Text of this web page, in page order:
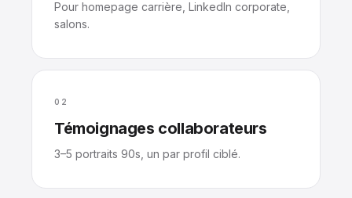
Pour homepage carrière, LinkedIn corporate,
salons.
02
Témoignages collaborateurs
3–5 portraits 90s, un par profil ciblé.